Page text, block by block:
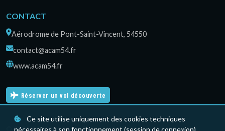
Ce site utilise uniquement des cookies techniques
nécessaires à son fonctionnement (session de connexion).
CONTACT
Aérodrome de Pont-Saint-Vincent, 54550
contact@acam54.fr
www.acam54.fr
Réserver un vol découverte
© 2026 ACAM54 — Les Planeurs de Pont-Saint-Vincent.